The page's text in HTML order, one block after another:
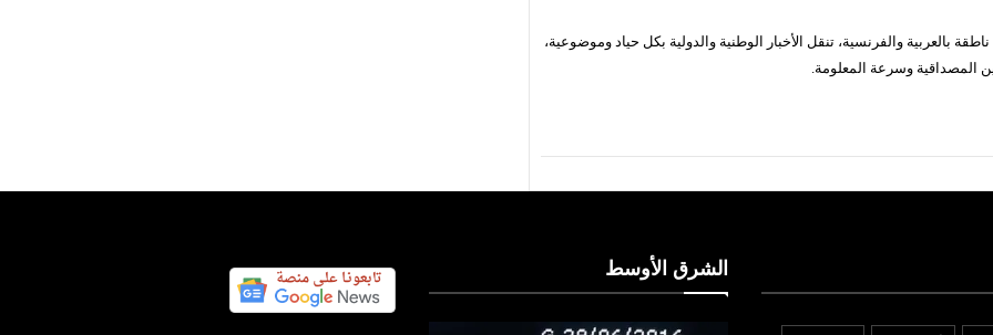
بالعربية والفرنسية، تنقل الأخبار الوطنية والدولية بكل حياد وموضوعية،
المصداقية وسرعة المعلومة.
الشرق الأوسط